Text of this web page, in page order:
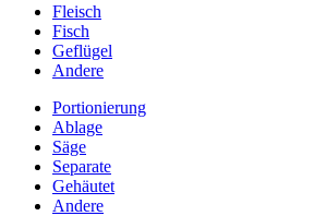
Fleisch
Fisch
Geflügel
Andere
Portionierung
Ablage
Säge
Separate
Gehäutet
Andere